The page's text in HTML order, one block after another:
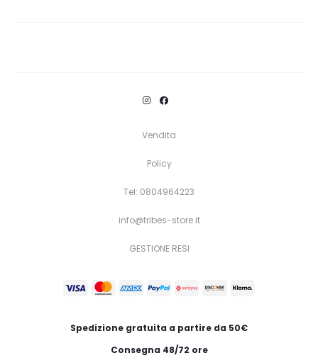
Vendita
Policy
Tel: 0804964223
info@tribes-store.it
GESTIONE RESI
Spedizione gratuita a partire da 50€
Consegna 48/72 ore